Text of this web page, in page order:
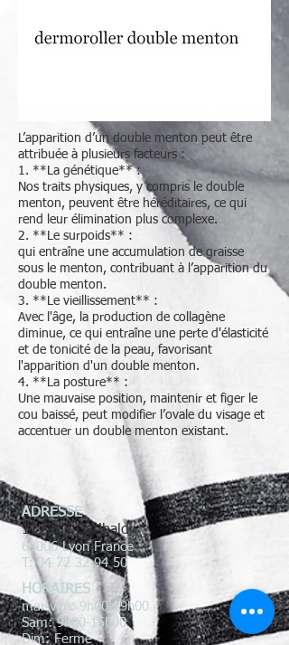
L’apparition d’un double menton peut être
attribuée à plusieurs facteurs :
1. **La génétique** :
Nos traits physiques, y compris le double
menton, peuvent être héréditaires, ce qui
rend leur élimination plus complexe.
2. **Le surpoids** :
qui entraîne une accumulation de graisse
sous le menton, contribuant à l’apparition du
double menton.
3. **Le vieillissement** :
Avec l'âge, la production de collagène
diminue, ce qui entraîne une perte d'élasticité
et de tonicité de la peau, favorisant
l'apparition d'un double menton.
4. **La posture** :
Une mauvaise position, maintenir et figer le
cou baissé, peut modifier l’ovale du visage et
accentuer un double menton existant.
ADRESSE
117 rue Garibaldi
69006 Lyon France
T:04 72 32 94 50
HORAIRES
mar-ven: 9h00-19h00
Sam: 9h00-15h00
Dim: Fermé